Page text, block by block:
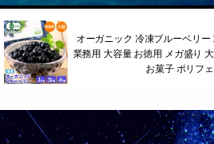
オーガニック 冷凍ブルーベリ
業務用 大容量 お徳用 メガ盛り
お菓子 ポリフ